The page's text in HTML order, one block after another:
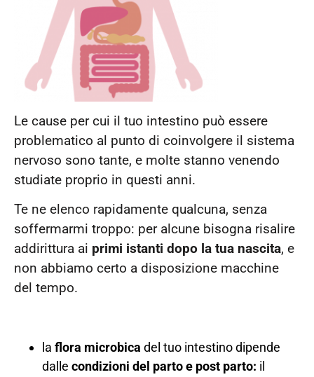
Le cause per cui il tuo intestino può essere
problematico al punto di coinvolgere il sistema
nervoso sono tante, e molte stanno venendo
studiate proprio in questi anni.
Te ne elenco rapidamente qualcuna, senza
soffermarmi troppo: per alcune bisogna risalire
addirittura ai primi istanti dopo la tua nascita, e
non abbiamo certo a disposizione macchine
del tempo.
la flora microbica del tuo intestino dipende
dalle condizioni del parto e post parto: il